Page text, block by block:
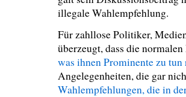
illegale Wahlempfehlung.
Für zahllose Politiker,
überzeugt, dass die
was ihnen Prominente zu tun
Angelegenheiten, die gar
Wahlempfehlungen, die in